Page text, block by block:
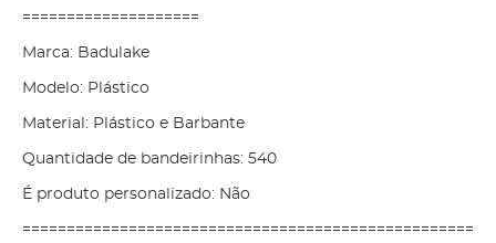
====================
Marca: Badulake
Modelo: Plástico
Material: Plástico e Barbante
Quantidade de bandeirinhas: 540
É produto personalizado: Não
===================================================